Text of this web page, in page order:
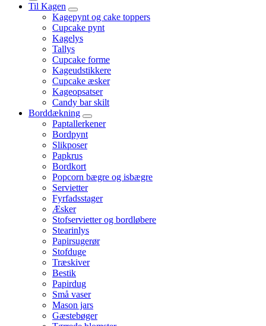
Til Kagen
Kagepynt og cake toppers
Cupcake pynt
Kagelys
Tallys
Cupcake forme
Kageudstikkere
Cupcake æsker
Kageopsatser
Candy bar skilt
Borddækning
Paptallerkener
Bordpynt
Slikposer
Papkrus
Bordkort
Popcorn bægre og isbægre
Servietter
Fyrfadsstager
Æsker
Stofservietter og bordløbere
Stearinlys
Papirsugerør
Stofduge
Træskiver
Bestik
Papirdug
Små vaser
Mason jars
Gæstebøger